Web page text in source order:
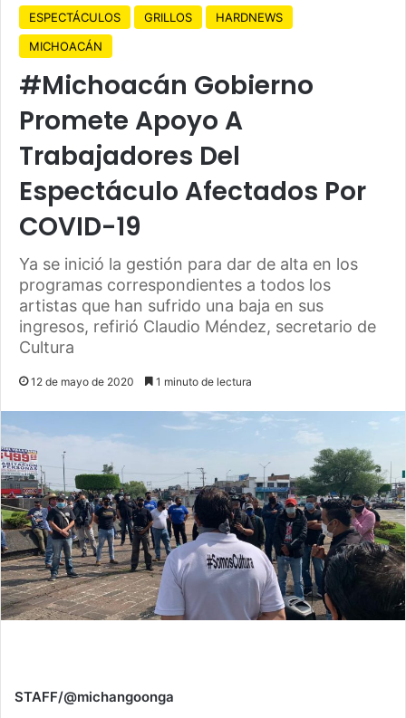
ESPECTÁCULOS GRILLOS
HARDNEWS
MICHOACÁN
#Michoacán Gobierno
Promete Apoyo A
Trabajadores Del
Espectáculo Afectados Por
COVID-19
Ya se inició la gestión para dar de alta en los
programas correspondientes a todos los
artistas que han sufrido una baja en sus
ingresos, refirió Claudio Méndez, secretario de
Cultura
12 de mayo de 2020 1 minuto de lectura
STAFF/@michangoonga